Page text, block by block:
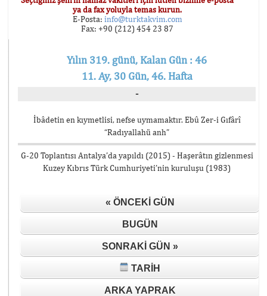
ya da fax yoluyla temas kurun.
E-Posta: info@turktakvim.com
Fax: +90 (212) 454 23 87
Yılın 319. günü, Kalan Gün : 46
11. Ay, 30 Gün, 46. Hafta
-
İbâdetin en kıymetlisi, nefse uymamaktır. Ebû Zer-i Gıfârî
“Radıyallahü anh”
G-20 Toplantısı Antalya’da yapıldı (2015) - Haşerâtın gizlenmesi
Kuzey Kıbrıs Türk Cumhuriyeti’nin kuruluşu (1983)
« ÖNCEKI GÜN
BUGÜN
SONRAKI GÜN »
TARIH
ARKA YAPRAK